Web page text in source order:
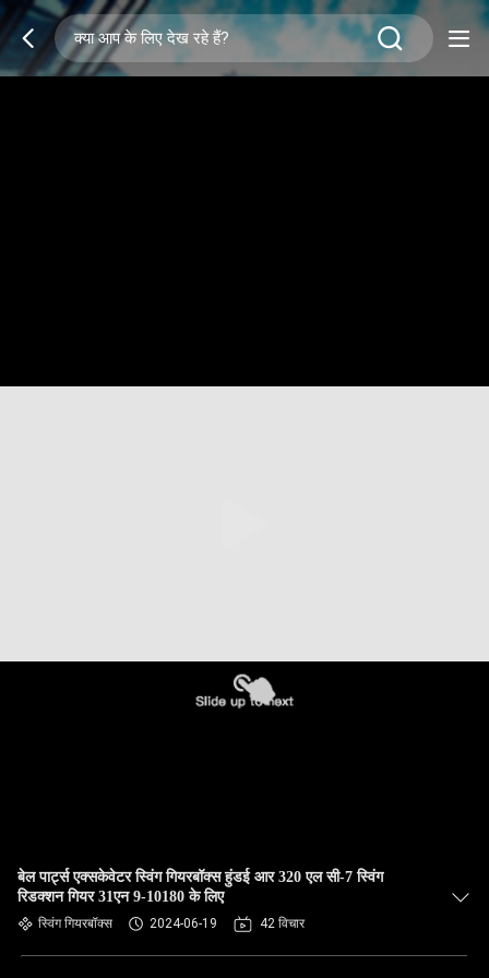
बेल पार्ट्स एक्सकेवेटर स्विंग गियरबॉक्स हुंडई आर 320 एल सी-7 स्विंग
रिडक्शन गियर 31एन 9-10180 के लिए
स्विंग गियरबॉक्स 2024-06-19 42 विचार